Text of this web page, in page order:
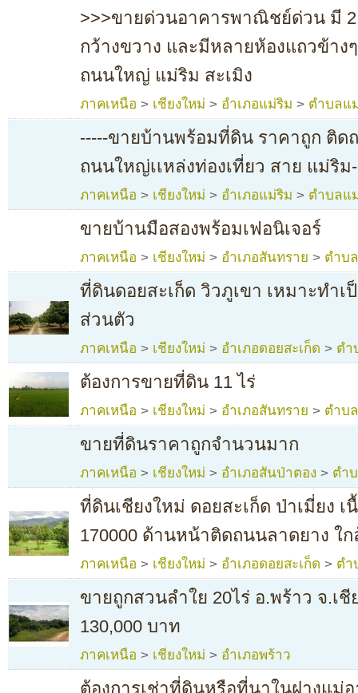
>>>ขายด่วนอาคารพาณิชย์ด่วน มี
กว้างขวาง และมีหลายห้องแถวข้า
ถนนใหญ่ แม่ริม สะเมิง
ภาคเหนือ > เชียงใหม่ > อำเภอแม่ริม > ตำบลแ
-----ขายบ้านพร้อมที่ดิน ราคาถูก ติด
ถนนใหญ่เเหล่งท่องเที่ยว สาย แม่ริม-
ภาคเหนือ > เชียงใหม่ > อำเภอแม่ริม > ตำบลแ
ขายบ้านมือสองพร้อมเฟอนิเจอร์
ภาคเหนือ > เชียงใหม่ > อำเภอสันทราย > ตำบ
ที่ดินดอยสะเก็ด วิวภูเขา เหมาะทำ
ส่วนตัว
ภาคเหนือ > เชียงใหม่ > อำเภอดอยสะเก็ด > ตำ
ต้องการขายที่ดิน 11 ไร่
ภาคเหนือ > เชียงใหม่ > อำเภอสันทราย > ตำบ
ขายที่ดินราคาถูกจำนวนมาก
ภาคเหนือ > เชียงใหม่ > อำเภอสันป่าตอง > ตำ
ที่ดินเชียงใหม่ ดอยสะเก็ด ป่าเมี่ยง เ
170000 ด้านหน้าติดถนนลาดยาง ใ
ภาคเหนือ > เชียงใหม่ > อำเภอดอยสะเก็ด > ตำ
ขายถูกสวนลำใย 20ไร่ อ.พร้าว จ.เชี
130,000 บาท
ภาคเหนือ > เชียงใหม่ > อำเภอพร้าว
ต้องการเช่าที่ดินหรือที่นาในฝางแม่